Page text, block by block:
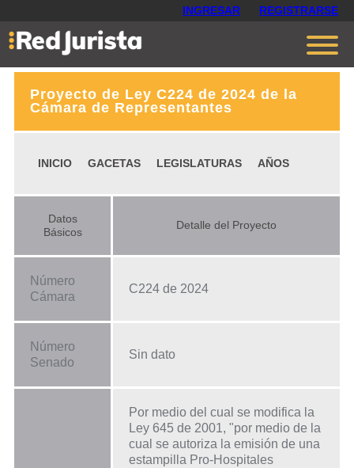
INGRESAR REGISTRARSE
Contáctanos
Planes
Proyecto de Ley C224 de 2024 de la
Cámara de Representantes
INICIO GACETAS LEGISLATURAS AÑOS
Datos
Básicos
Detalle del Proyecto
Número
Cámara
C224 de 2024
Número
Senado
Sin dato
Por medio del cual se modifica la
Ley 645 de 2001, "por medio de la
cual se autoriza la emisión de una
estampilla Pro-Hospitales